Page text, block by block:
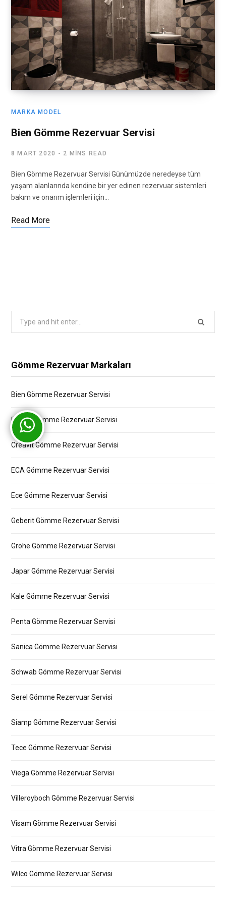
MARKA MODEL
Bien Gömme Rezervuar Servisi
8 MART 2020 2 MINS READ
Bien Gömme Rezervuar Servisi Günümüzde neredeyse tüm
yaşam alanlarında kendine bir yer edinen rezervuar sistemleri
bakım ve onarım işlemleri için…
Read More
Gömme Rezervuar Markaları
Bien Gömme Rezervuar Servisi
Bocchi Gömme Rezervuar Servisi
Creavit Gömme Rezervuar Servisi
ECA Gömme Rezervuar Servisi
Ece Gömme Rezervuar Servisi
Geberit Gömme Rezervuar Servisi
Grohe Gömme Rezervuar Servisi
Japar Gömme Rezervuar Servisi
Kale Gömme Rezervuar Servisi
Penta Gömme Rezervuar Servisi
Sanica Gömme Rezervuar Servisi
Schwab Gömme Rezervuar Servisi
Serel Gömme Rezervuar Servisi
Siamp Gömme Rezervuar Servisi
Tece Gömme Rezervuar Servisi
Viega Gömme Rezervuar Servisi
Villeroyboch Gömme Rezervuar Servisi
Visam Gömme Rezervuar Servisi
Vitra Gömme Rezervuar Servisi
Wilco Gömme Rezervuar Servisi